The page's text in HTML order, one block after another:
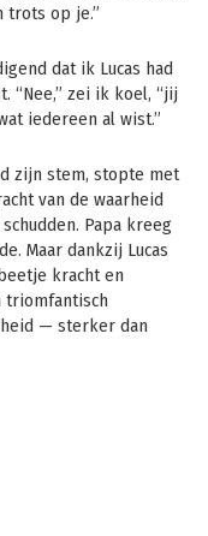
trots op je.”
dat ik Lucas had
“Nee,” zei ik koel, “jij
iedereen al wist.”
zijn stem, stopte met
van de waarheid
Papa kreeg
Maar dankzij Lucas
kracht en
triomfantisch
— sterker dan